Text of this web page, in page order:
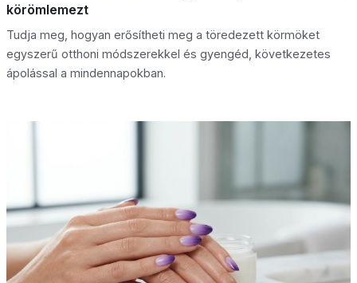
körömlemezt
Tudja meg, hogyan erősítheti meg a töredezett körmöket
egyszerű otthoni módszerekkel és gyengéd, következetes
ápolással a mindennapokban.